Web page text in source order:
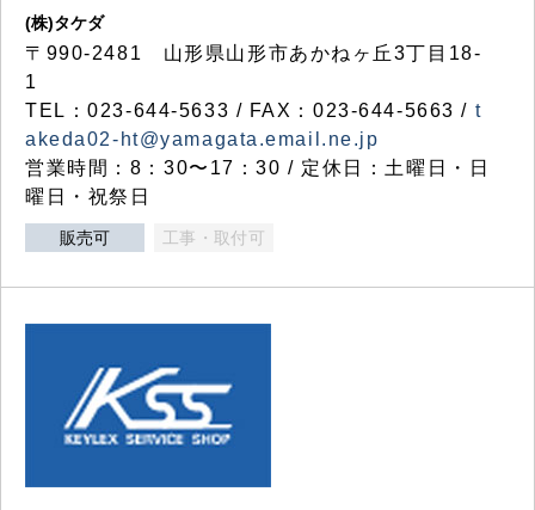
(株)タケダ
〒990-2481 山形県山形市あかねヶ丘3丁目18-
1
TEL：023-644-5633 / FAX：023-644-5663 / t
akeda02-ht@yamagata.email.ne.jp
営業時間：8：30〜17：30 / 定休日：土曜日・日
曜日・祝祭日
販売可 工事・取付可